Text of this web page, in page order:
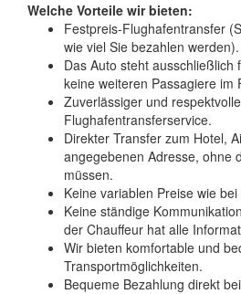
Welche Vorteile wir bieten:
Festpreis-Flughafentransfer
wie viel Sie bezahlen werden).
Das Auto steht ausschließlich
keine weiteren Passagiere im
Zuverlässiger und
Flughafentransferservice.
Direkter Transfer zum Hotel,
angegebenen Adresse, ohne
müssen.
Keine variablen Preise wie
Keine ständige
der Chauffeur hat alle
Wir bieten komfortable und
Transportmöglichkeiten.
Bequeme Bezahlung direkt